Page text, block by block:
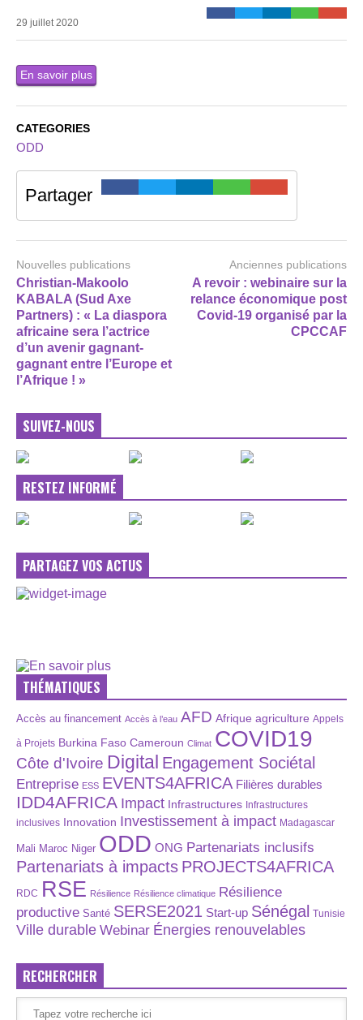
29 juillet 2020
En savoir plus
CATEGORIES
ODD
Partager
Nouvelles publications
Christian-Makoolo
KABALA (Sud Axe
Partners) : « La diaspora
africaine sera l’actrice
d’un avenir gagnant-
gagnant entre l’Europe et
l’Afrique ! »
Anciennes publications
A revoir : webinaire sur la
relance économique post
Covid-19 organisé par la
CPCCAF
SUIVEZ-NOUS
RESTEZ INFORMÉ
PARTAGEZ VOS ACTUS
THÉMATIQUES
Accès au financement Accès à l’eau AFD Afrique agriculture Appels
à Projets Burkina Faso Cameroun Climat COVID19
Côte d'Ivoire Digital Engagement Sociétal
Entreprise ESS EVENTS4AFRICA Filières durables
IDD4AFRICA Impact Infrastructures Infrastructures
inclusives Innovation Investissement à impact Madagascar
Mali Maroc Niger ODD ONG Partenariats inclusifs
Partenariats à impacts PROJECTS4AFRICA
RDC RSE Résilience Résilience climatique Résilience
productive Santé SERSE2021 Start-up Sénégal Tunisie
Ville durable Webinar Énergies renouvelables
RECHERCHER